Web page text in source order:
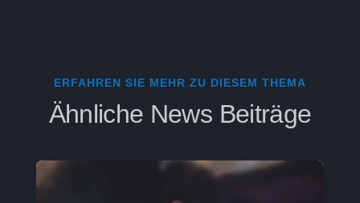
ERFAHREN SIE MEHR ZU DIESEM THEMA
Ähnliche News Beiträge